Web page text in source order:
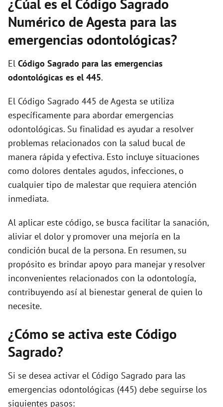
¿Cúal es el Código Sagrado
Numérico de Agesta para las
emergencias odontológicas?
El Código Sagrado para las emergencias
odontológicas es el 445.
El Código Sagrado 445 de Agesta se utiliza
específicamente para abordar emergencias
odontológicas. Su finalidad es ayudar a resolver
problemas relacionados con la salud bucal de
manera rápida y efectiva. Esto incluye situaciones
como dolores dentales agudos, infecciones, o
cualquier tipo de malestar que requiera atención
inmediata.
Al aplicar este código, se busca facilitar la sanación,
aliviar el dolor y promover una mejoría en la
condición bucal de la persona. En resumen, su
propósito es brindar apoyo para manejar y resolver
inconvenientes relacionados con la odontología,
contribuyendo así al bienestar general de quien lo
necesite.
¿Cómo se activa este Código
Sagrado?
Si se desea activar el Código Sagrado para las
emergencias odontológicas (445) debe seguirse los
siguientes pasos: